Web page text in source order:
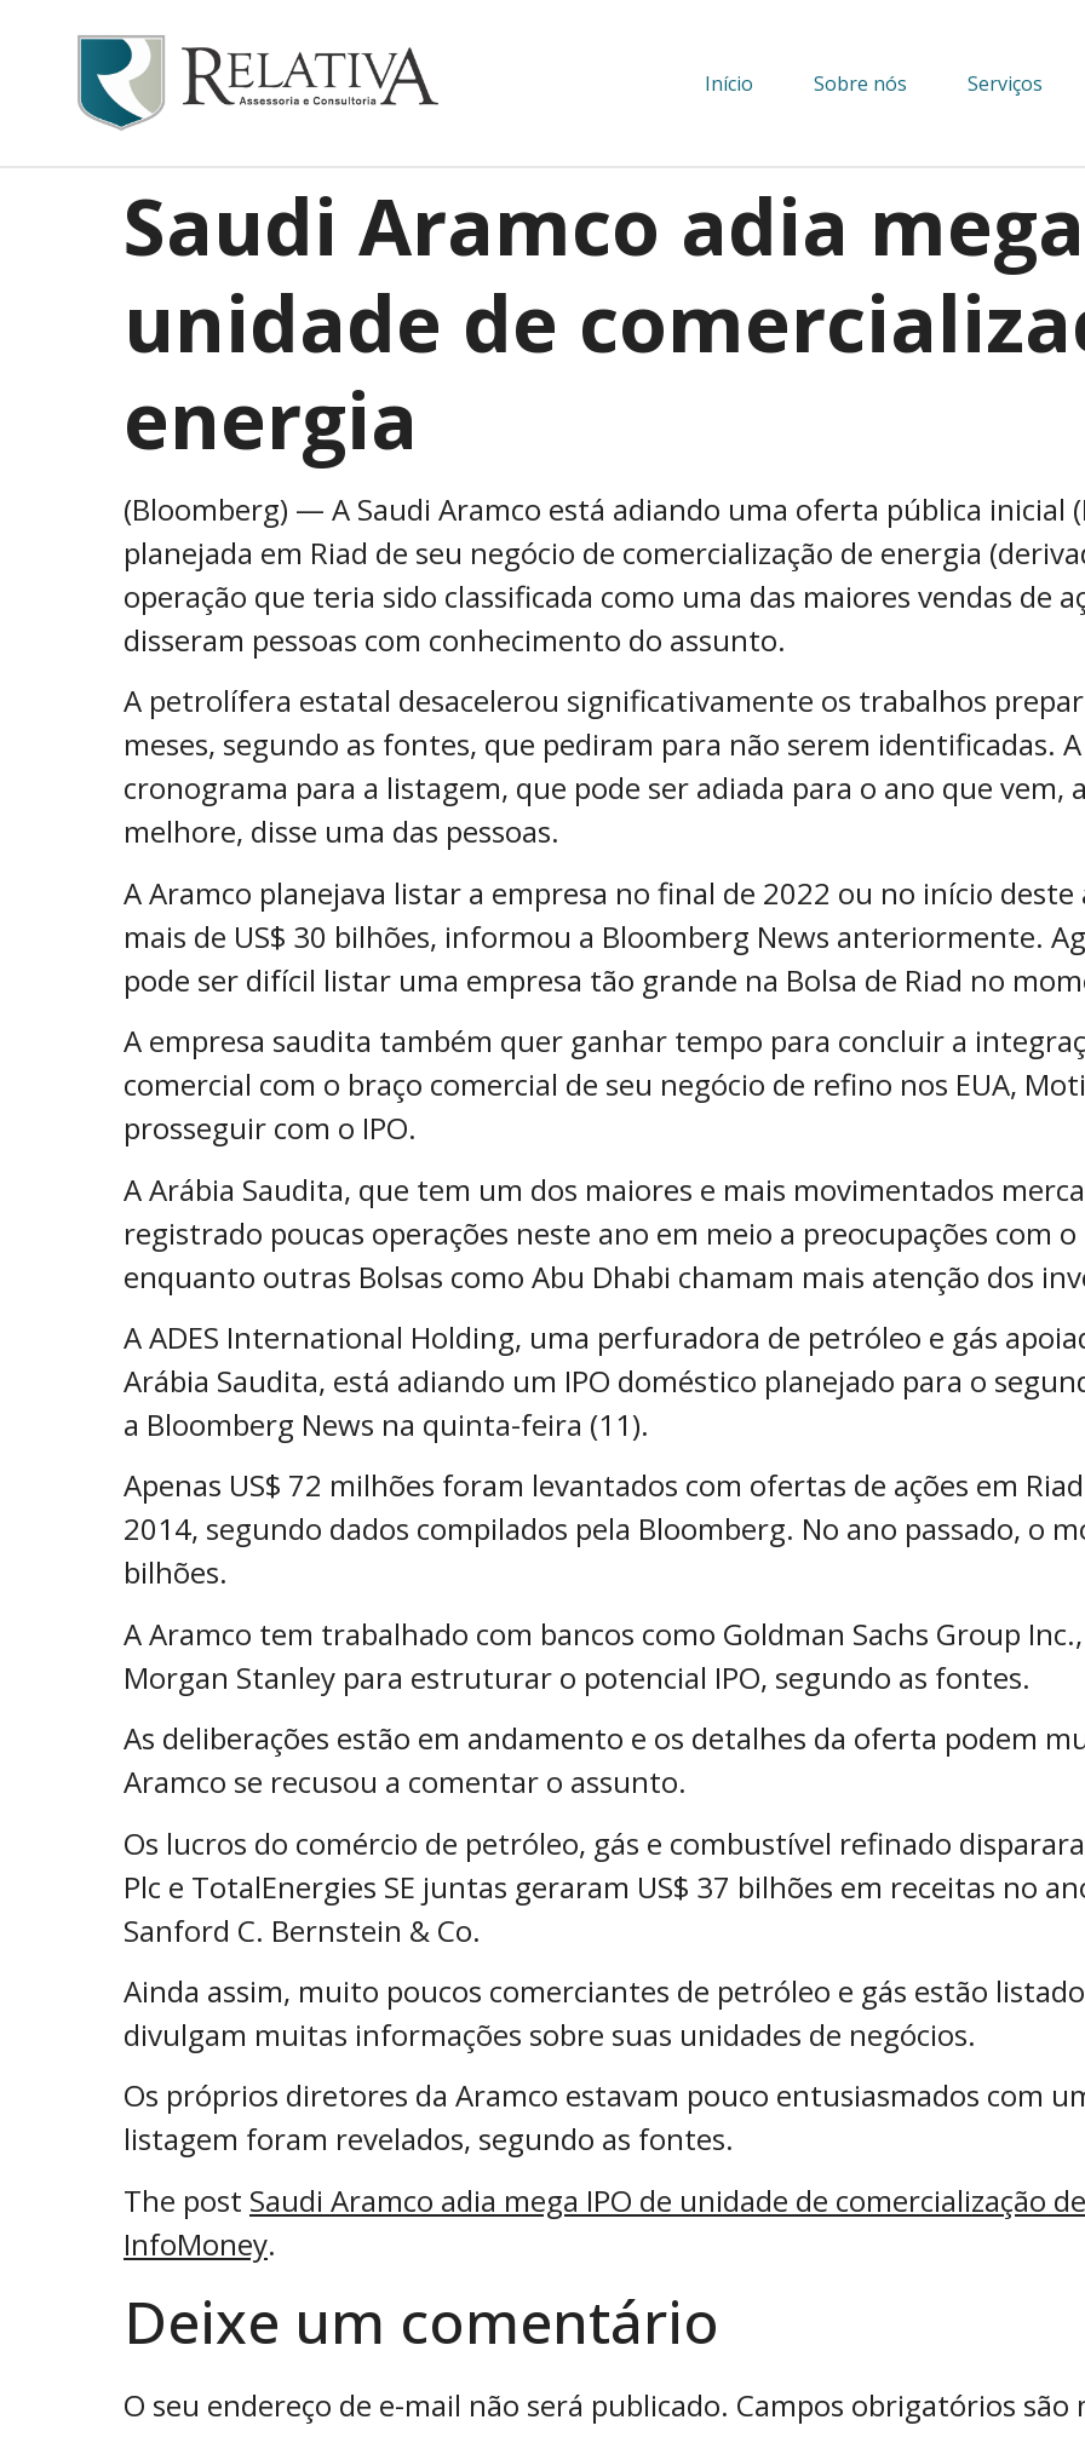
Início Sobre nós Serviços
Saudi Aramco adia
unidade de
energia
(Bloomberg) — A Saudi Aramco está adiando uma oferta pública inicial
planejada em Riad de seu negócio de comercialização de energia
operação que teria sido classificada como uma das maiores vendas de
disseram pessoas com conhecimento do assunto.
A petrolífera estatal desacelerou significativamente os trabalhos
meses, segundo as fontes, que pediram para não serem identificadas.
cronograma para a listagem, que pode ser adiada para o ano que vem,
melhore, disse uma das pessoas.
A Aramco planejava listar a empresa no final de 2022 ou no início
mais de US$ 30 bilhões, informou a Bloomberg News anteriormente.
pode ser difícil listar uma empresa tão grande na Bolsa de Riad no
A empresa saudita também quer ganhar tempo para concluir a
comercial com o braço comercial de seu negócio de refino nos EUA,
prosseguir com o IPO.
A Arábia Saudita, que tem um dos maiores e mais movimentados
registrado poucas operações neste ano em meio a preocupações com
enquanto outras Bolsas como Abu Dhabi chamam mais atenção dos
A ADES International Holding, uma perfuradora de petróleo e gás
Arábia Saudita, está adiando um IPO doméstico planejado para o
a Bloomberg News na quinta-feira (11).
Apenas US$ 72 milhões foram levantados com ofertas de ações em
2014, segundo dados compilados pela Bloomberg. No ano passado, o
bilhões.
A Aramco tem trabalhado com bancos como Goldman Sachs Group
Morgan Stanley para estruturar o potencial IPO, segundo as fontes.
As deliberações estão em andamento e os detalhes da oferta podem
Aramco se recusou a comentar o assunto.
Os lucros do comércio de petróleo, gás e combustível refinado
Plc e TotalEnergies SE juntas geraram US$ 37 bilhões em receitas no
Sanford C. Bernstein & Co.
Ainda assim, muito poucos comerciantes de petróleo e gás estão
divulgam muitas informações sobre suas unidades de negócios.
Os próprios diretores da Aramco estavam pouco entusiasmados com
listagem foram revelados, segundo as fontes.
The post Saudi Aramco adia mega IPO de unidade de comercialização
InfoMoney.
Deixe um comentário
O seu endereço de e-mail não será publicado. Campos obrigatórios são